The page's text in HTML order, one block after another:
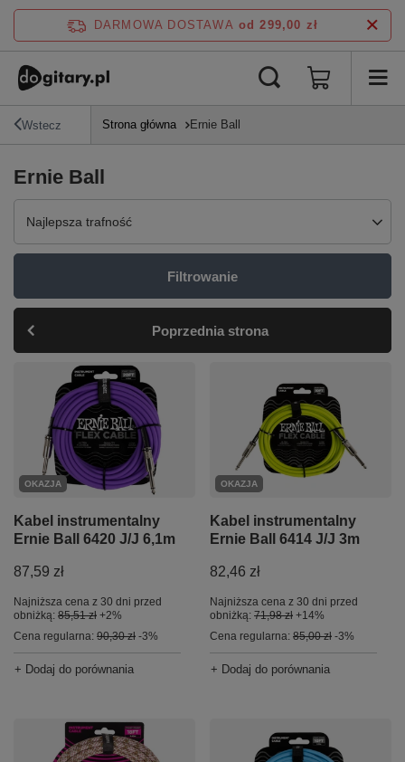
DARMOWA DOSTAWA od 299,00 zł
Wstecz Strona główna Ernie Ball
Ernie Ball
Zmień sortowanie
Najlepsza trafność
Filtrowanie
Poprzednia strona
OKAZJA
Kabel instrumentalny
Ernie Ball 6420 J/J 6,1m
87,59 zł
Najniższa cena z 30 dni przed
obniżką: 85,51 zł +2%
Cena regularna: 90,30 zł -3%
+ Dodaj do porównania
OKAZJA
Kabel instrumentalny
Ernie Ball 6414 J/J 3m
82,46 zł
Najniższa cena z 30 dni przed
obniżką: 71,98 zł +14%
Cena regularna: 85,00 zł -3%
+ Dodaj do porównania